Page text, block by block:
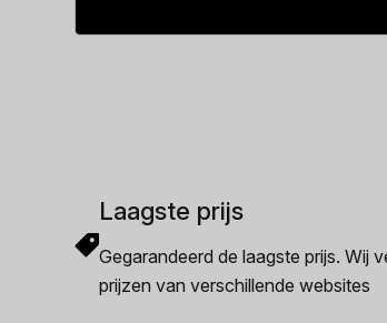
Laagste prijs
Gegarandeerd de laagste prijs. Wij
prijzen van verschillende websites